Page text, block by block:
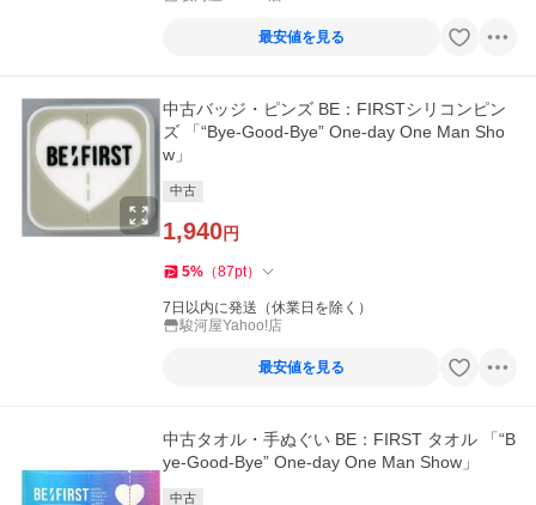
最安値を見る
中古バッジ・ピンズ BE：FIRSTシリコンピン
ズ 「“Bye-Good-Bye” One-day One Man Sho
w」
中古
1,940円
5% （87pt）
7日以内に発送（休業日を除く）
駿河屋Yahoo!店
最安値を見る
中古タオル・手ぬぐい BE：FIRST タオル 「“B
ye-Good-Bye” One-day One Man Show」
中古